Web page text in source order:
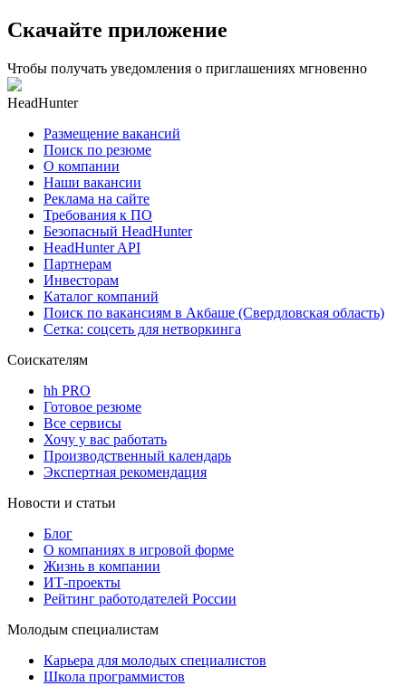
Скачайте приложение
Чтобы получать уведомления о приглашениях мгновенно
HeadHunter
Размещение вакансий
Поиск по резюме
О компании
Наши вакансии
Реклама на сайте
Требования к ПО
Безопасный HeadHunter
HeadHunter API
Партнерам
Инвесторам
Каталог компаний
Поиск по вакансиям в Акбаше (Свердловская область)
Сетка: соцсеть для нетворкинга
Соискателям
hh PRO
Готовое резюме
Все сервисы
Хочу у вас работать
Производственный календарь
Экспертная рекомендация
Новости и статьи
Блог
О компаниях в игровой форме
Жизнь в компании
ИТ-проекты
Рейтинг работодателей России
Молодым специалистам
Карьера для молодых специалистов
Школа программистов